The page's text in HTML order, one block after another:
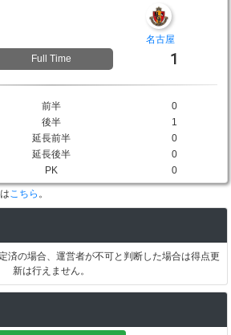
名古屋
Full Time 1
前半
0
後半
1
延長前半
0
延長後半
0
PK 0
こちら 。
済の場合、運営者が不可と判断した場合は得点更
新は行えません。